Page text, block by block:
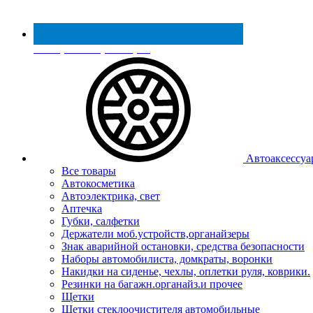
Реестр МинПромТорга
Все товары
Автокосметика
Автоэлектрика, свет
Аптечка
Губки, салфетки
Держатели моб.устройств,органайзеры
Знак аварийной остановки, средства безопасности
Наборы автомобилиста, домкраты, воронки
Накидки на сиденье, чехлы, оплетки руля, коврики.
Резинки на багажн.органайз.и прочее
Щетки
Щетки стеклоочистителя автомобильные